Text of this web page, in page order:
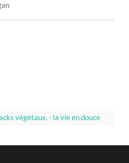
végétaux. - la vie en douce